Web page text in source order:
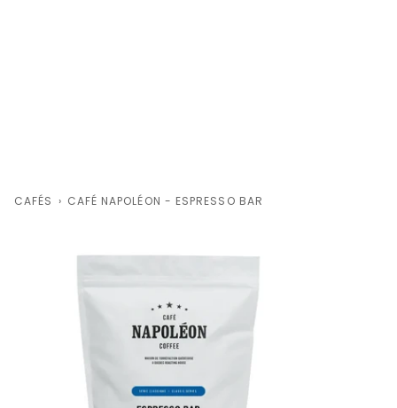
CAFÉS › CAFÉ NAPOLÉON - ESPRESSO BAR